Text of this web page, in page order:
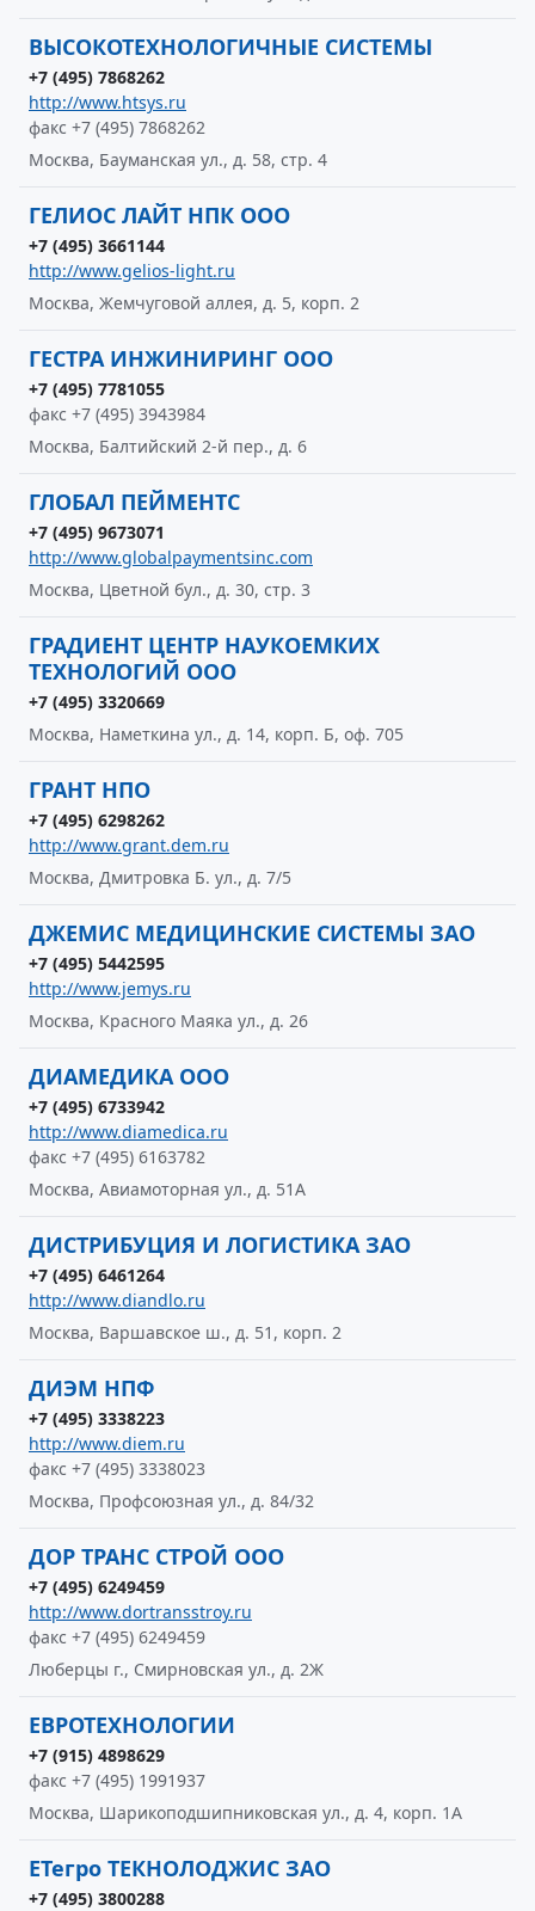
ВЫСОКОТЕХНОЛОГИЧНЫЕ СИСТЕМЫ
+7 (495) 7868262
http://www.htsys.ru
факс +7 (495) 7868262
Москва, Бауманская ул., д. 58, стр. 4
ГЕЛИОС ЛАЙТ НПК ООО
+7 (495) 3661144
http://www.gelios-light.ru
Москва, Жемчуговой аллея, д. 5, корп. 2
ГЕСТРА ИНЖИНИРИНГ ООО
+7 (495) 7781055
факс +7 (495) 3943984
Москва, Балтийский 2-й пер., д. 6
ГЛОБАЛ ПЕЙМЕНТС
+7 (495) 9673071
http://www.globalpaymentsinc.com
Москва, Цветной бул., д. 30, стр. 3
ГРАДИЕНТ ЦЕНТР НАУКОЕМКИХ
ТЕХНОЛОГИЙ ООО
+7 (495) 3320669
Москва, Наметкина ул., д. 14, корп. Б, оф. 705
ГРАНТ НПО
+7 (495) 6298262
http://www.grant.dem.ru
Москва, Дмитровка Б. ул., д. 7/5
ДЖЕМИС МЕДИЦИНСКИЕ СИСТЕМЫ ЗАО
+7 (495) 5442595
http://www.jemys.ru
Москва, Красного Маяка ул., д. 26
ДИАМЕДИКА ООО
+7 (495) 6733942
http://www.diamedica.ru
факс +7 (495) 6163782
Москва, Авиамоторная ул., д. 51А
ДИСТРИБУЦИЯ И ЛОГИСТИКА ЗАО
+7 (495) 6461264
http://www.diandlo.ru
Москва, Варшавское ш., д. 51, корп. 2
ДИЭМ НПФ
+7 (495) 3338223
http://www.diem.ru
факс +7 (495) 3338023
Москва, Профсоюзная ул., д. 84/32
ДОР ТРАНС СТРОЙ ООО
+7 (495) 6249459
http://www.dortransstroy.ru
факс +7 (495) 6249459
Люберцы г., Смирновская ул., д. 2Ж
ЕВРОТЕХНОЛОГИИ
+7 (915) 4898629
факс +7 (495) 1991937
Москва, Шарикоподшипниковская ул., д. 4, корп. 1А
ЕТегро ТЕКНОЛОДЖИС ЗАО
+7 (495) 3800288